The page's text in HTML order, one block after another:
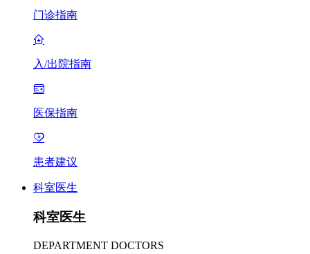
门诊指南
入/出院指南
医保指南
患者建议
科室医生
科室医生
DEPARTMENT DOCTORS